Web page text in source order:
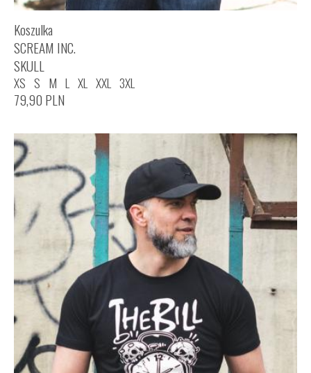
Koszulka
SCREAM INC.
SKULL
XS S M L XL XXL 3XL
79,90 PLN